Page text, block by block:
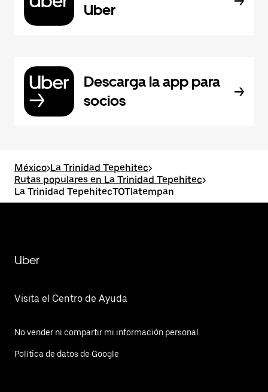
Uber
Descarga la app para
socios
México>La Trinidad Tepehitec>
Rutas populares en La Trinidad Tepehitec>
La Trinidad TepehitecTOTlatempan
Uber
Visita el Centro de Ayuda
No vender ni compartir mi información personal
Política de datos de Google